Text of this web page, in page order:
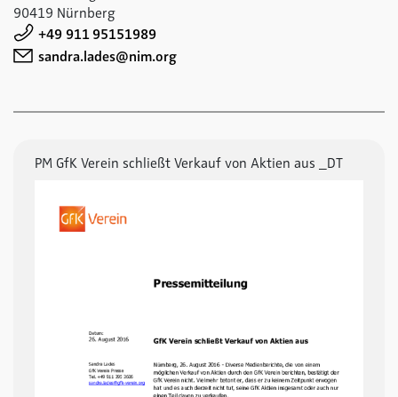
PM GfK Verein schließt Verkauf von Aktien aus _DT
90419 Nürnberg
+49 911 95151989
sandra.lades@nim.org